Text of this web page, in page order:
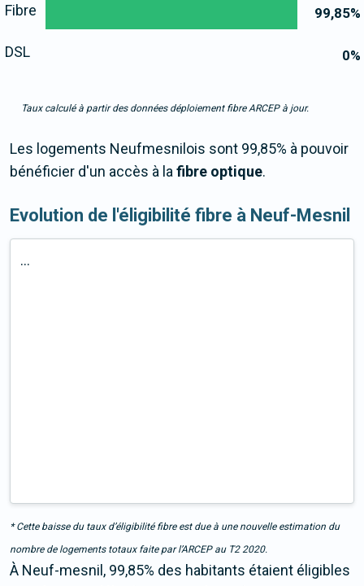
99,85%
0%
Fibre
DSL
Taux calculé à partir des données déploiement fibre ARCEP à jour.
Les logements Neufmesnilois sont 99,85% à pouvoir
bénéficier d'un accès à lafibre optique.
Evolution de l'éligibilité fibre à Neuf-Mesnil
...
* Cette baisse du taux d’éligibilité fibre est due à une nouvelle estimation du
nombre de logements totaux faite par l’ARCEP au T2 2020.
À Neuf-mesnil, 99,85% des habitants étaient éligibles